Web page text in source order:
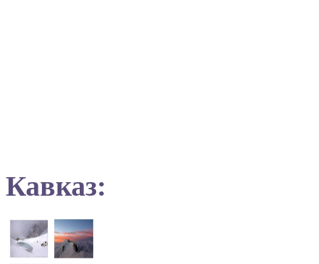
Кавказ: